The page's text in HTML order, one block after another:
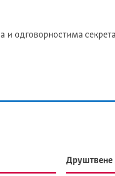
и одговорностима